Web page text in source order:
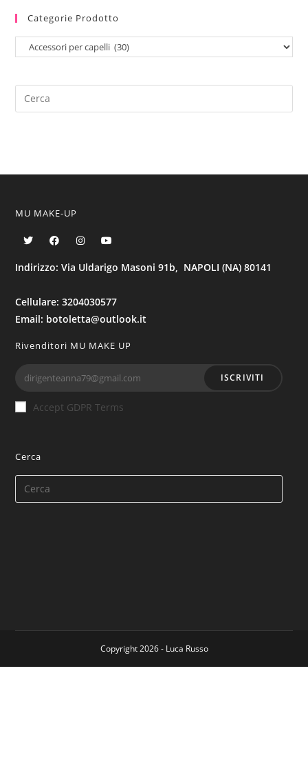
Categorie Prodotto
MU MAKE-UP
Indirizzo: Via Uldarigo Masoni 91b, NAPOLI (NA) 80141
Cellulare: 3204030577
Email: botoletta@outlook.it
Rivenditori MU MAKE UP
ISCRIVITI
Accept GDPR Terms
Cerca
Copyright 2026 - Luca Russo